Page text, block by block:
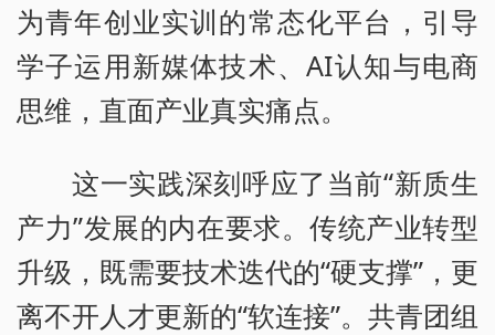
为青年创业实训的常态化平台，引导
学子运用新媒体技术、AI认知与电商
思维，直面产业真实痛点。
这一实践深刻呼应了当前“新质生
产力”发展的内在要求。传统产业转型
升级，既需要技术迭代的“硬支撑”，更
离不开人才更新的“软连接”。共青团组